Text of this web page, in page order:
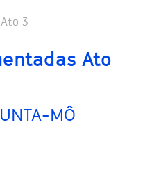
Ato
MÔ